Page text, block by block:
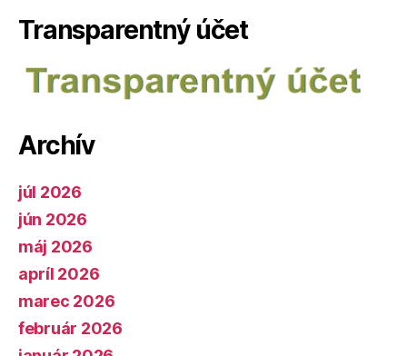
Transparentný účet
Archív
júl 2026
jún 2026
máj 2026
apríl 2026
marec 2026
február 2026